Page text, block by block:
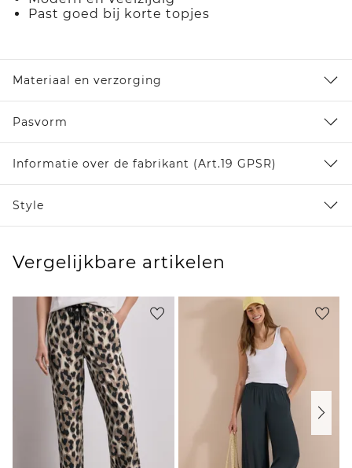
Past goed bij korte topjes
Materiaal en verzorging
Pasvorm
Informatie over de fabrikant (Art.19 GPSR)
Style
Vergelijkbare artikelen